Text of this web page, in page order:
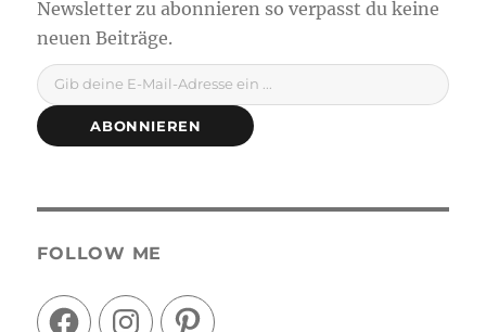
Gib deine E-Mail-Adresse ein ...
ABONNIEREN
FOLLOW ME
FacebookInstagramPinterest